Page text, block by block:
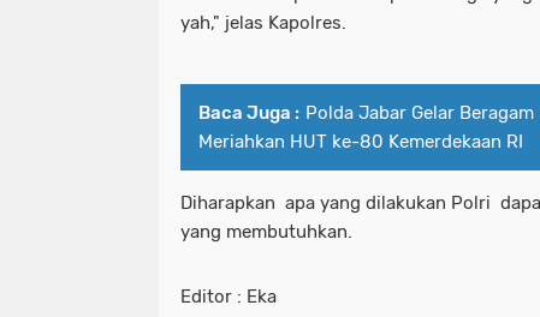
yah," jelas Kapolres.
Baca Juga : Polda Jabar Gelar
Meriahkan HUT ke-80 Kemerdekaan RI
Diharapkan apa yang dilakukan Polri
yang membutuhkan.
Editor : Eka